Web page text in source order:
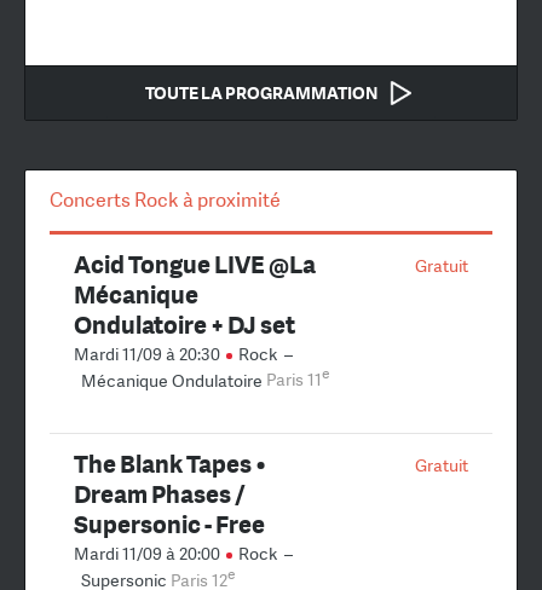
TOUTE LA PROGRAMMATION
Concerts Rock à proximité
Gratuit
Acid Tongue LIVE @La
Mécanique
Ondulatoire + DJ set
Mardi 11/09 à 20:30 Rock –
Mécanique Ondulatoire Paris 11e
Gratuit
The Blank Tapes •
Dream Phases /
Supersonic - Free
Mardi 11/09 à 20:00 Rock –
Supersonic Paris 12e